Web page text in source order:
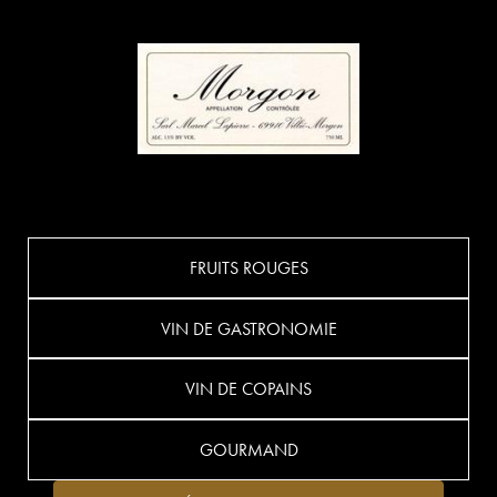
FRUITS ROUGES
VIN DE GASTRONOMIE
VIN DE COPAINS
GOURMAND